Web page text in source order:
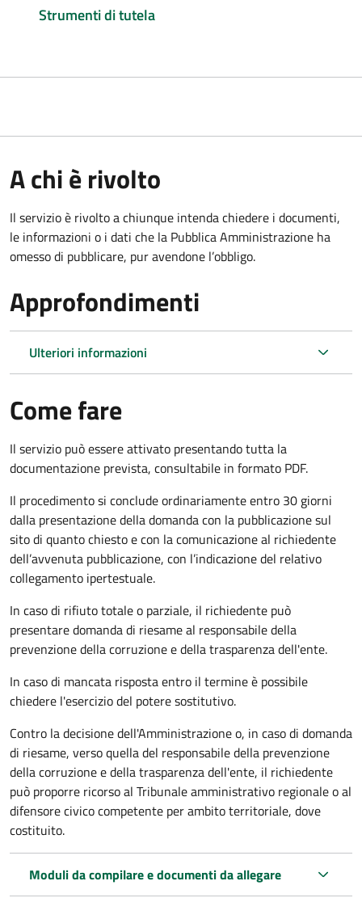
Strumenti di tutela
A chi è rivolto
Il servizio è rivolto a chiunque intenda chiedere i documenti,
le informazioni o i dati che la Pubblica Amministrazione ha
omesso di pubblicare, pur avendone l’obbligo.
Approfondimenti
Ulteriori informazioni
Come fare
Il servizio può essere attivato presentando tutta la
documentazione prevista, consultabile in formato PDF.
Il procedimento si conclude ordinariamente entro 30 giorni
dalla presentazione della domanda con la pubblicazione sul
sito di quanto chiesto e con la comunicazione al richiedente
dell’avvenuta pubblicazione, con l’indicazione del relativo
collegamento ipertestuale.
In caso di rifiuto totale o parziale, il richiedente può
presentare domanda di riesame al responsabile della
prevenzione della corruzione e della trasparenza dell'ente.
In caso di mancata risposta entro il termine è possibile
chiedere l'esercizio del potere sostitutivo.
Contro la decisione dell'Amministrazione o, in caso di domanda
di riesame, verso quella del responsabile della prevenzione
della corruzione e della trasparenza dell'ente, il richiedente
può proporre ricorso al Tribunale amministrativo regionale o al
difensore civico competente per ambito territoriale, dove
costituito.
Moduli da compilare e documenti da allegare